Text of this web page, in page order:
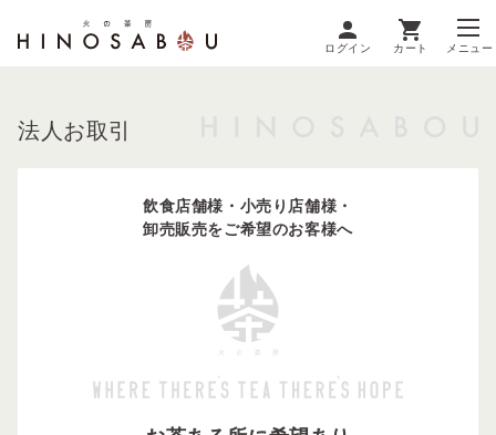
ログイン カート メニュー
法人お取引
飲食店舗様・小売り店舗様・
卸売販売をご希望のお客様へ